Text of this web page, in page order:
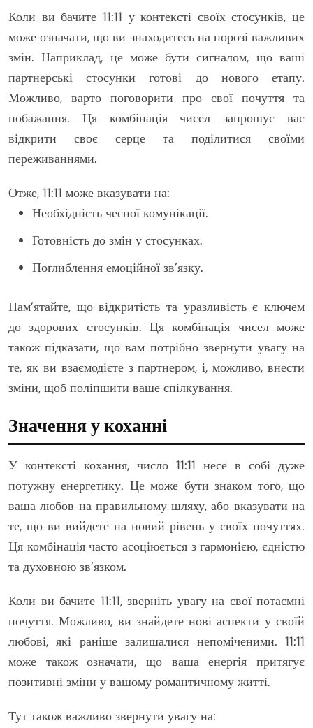
Коли ви бачите 11:11 у контексті своїх стосунків, це
може означати, що ви знаходитесь на порозі важливих
змін. Наприклад, це може бути сигналом, що ваші
партнерські стосунки готові до нового етапу.
Можливо, варто поговорити про свої почуття та
побажання. Ця комбінація чисел запрошує вас
відкрити своє серце та поділитися своїми
переживаннями.
Отже, 11:11 може вказувати на:
Необхідність чесної комунікації.
Готовність до змін у стосунках.
Поглиблення емоційної зв’язку.
Пам’ятайте, що відкритість та уразливість є ключем
до здорових стосунків. Ця комбінація чисел може
також підказати, що вам потрібно звернути увагу на
те, як ви взаємодієте з партнером, і, можливо, внести
зміни, щоб поліпшити ваше спілкування.
Значення у коханні
У контексті кохання, число 11:11 несе в собі дуже
потужну енергетику. Це може бути знаком того, що
ваша любов на правильному шляху, або вказувати на
те, що ви вийдете на новий рівень у своїх почуттях.
Ця комбінація часто асоціюється з гармонією, єдністю
та духовною зв’язком.
Коли ви бачите 11:11, зверніть увагу на свої потаємні
почуття. Можливо, ви знайдете нові аспекти у своїй
любові, які раніше залишалися непоміченими. 11:11
може також означати, що ваша енергія притягує
позитивні зміни у вашому романтичному житті.
Тут також важливо звернути увагу на: